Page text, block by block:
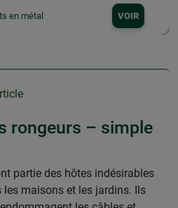
en métal VOIR
rongeurs – simple
partie des hôtes indésirables
maisons et les jardins. Ils